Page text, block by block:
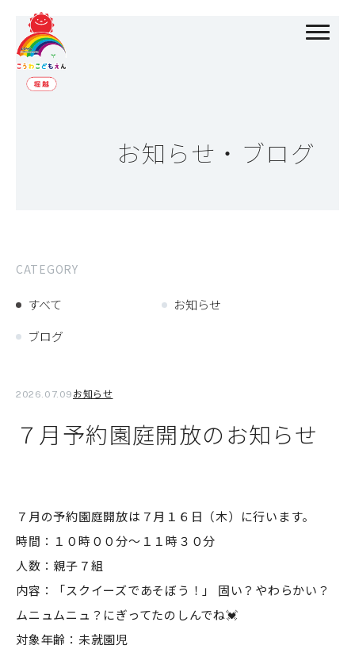
お知らせ・ブログ
CATEGORY
すべて
お知らせ
ブログ
2026.07.09 お知らせ
７月予約園庭開放のお知らせ
７月の予約園庭開放は７月１６日（木）に行います。
時間：１０時００分～１１時３０分
人数：親子７組
内容：「スクイーズであそぼう！」 固い？やわらかい？
ムニュムニュ？にぎってたのしんでね💓
対象年齢：未就園児